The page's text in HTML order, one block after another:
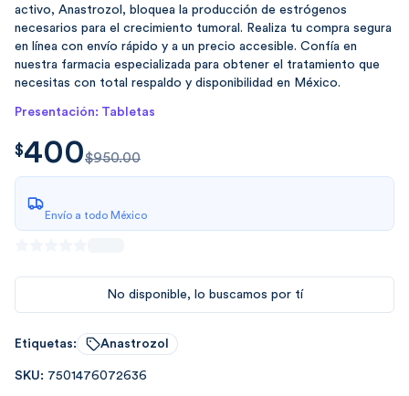
activo, Anastrozol, bloquea la producción de estrógenos
necesarios para el crecimiento tumoral. Realiza tu compra segura
en línea con envío rápido y a un precio accesible. Confía en
nuestra farmacia especializada para obtener el tratamiento que
necesitas con total respaldo y disponibilidad en México.
Presentación: Tabletas
$400.00
$400$950.00
Envío a todo México
No disponible, lo buscamos por tí
Etiquetas: Anastrozol
SKU: 7501476072636